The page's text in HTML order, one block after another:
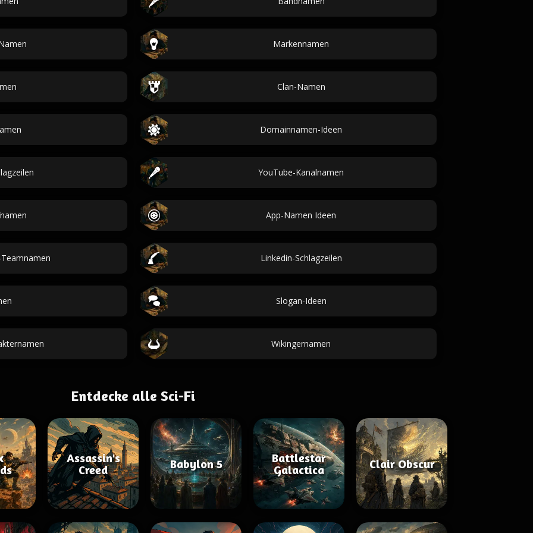
Markennamen
Clan-Namen
Domainnamen-Ideen
YouTube-Kanalnamen
App-Namen Ideen
Linkedin-Schlagzeilen
Slogan-Ideen
Wikingernamen
Entdecke alle Sci-Fi
Assassin's
Creed
Babylon 5
Battlestar
Galactica
Clair Obscur